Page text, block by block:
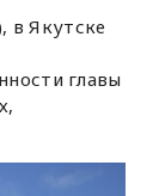
в Якутске
главы